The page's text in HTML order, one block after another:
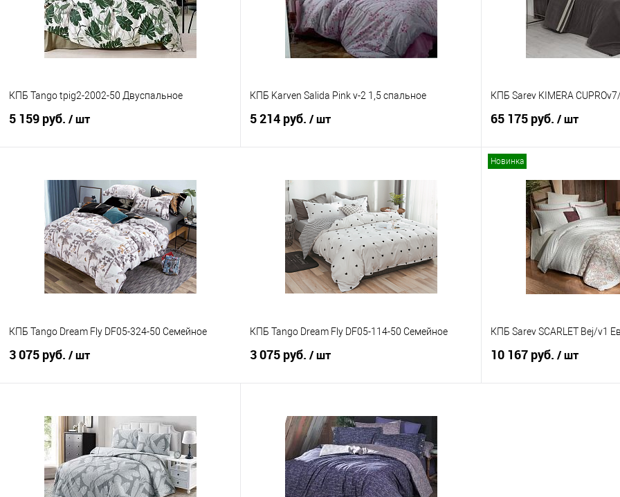
КПБ Tango tpig2-2002-50 Двуспальное
5 159 руб. / шт
Купить в 1 клик
Сравнение
В избранное
В наличии
КПБ Karven Salida Pink v-2 1,5 спальное
5 214 руб. / шт
Купить в 1 клик
Сравнение
В избранное
В наличии
КПБ Sarev KIMERA
65 175 руб. / шт
Купить в 1 клик
В избранное
КПБ Tango Dream Fly DF05-324-50 Семейное
3 075 руб. / шт
Купить в 1 клик
Сравнение
В избранное
В наличии
КПБ Tango Dream Fly DF05-114-50 Семейное
3 075 руб. / шт
Купить в 1 клик
Сравнение
В избранное
В наличии
Новинка
КПБ Sarev SCARLET Bej/v1
10 167 руб. / шт